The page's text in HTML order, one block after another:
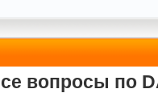
вопросы по